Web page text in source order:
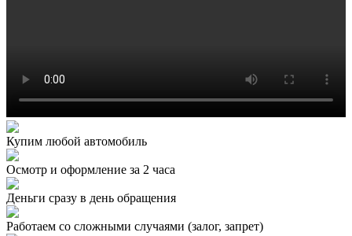
Купим любой автомобиль
Осмотр и оформление за 2 часа
Деньги сразу в день обращения
Работаем со сложными случаями (залог, запрет)